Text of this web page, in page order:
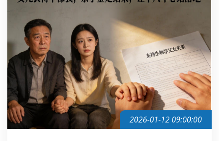
2026-01-12 09:00:00